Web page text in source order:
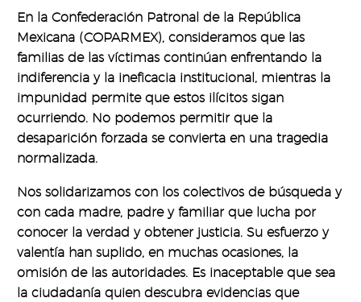
En la Confederación Patronal de la República
Mexicana (COPARMEX), consideramos que las
familias de las víctimas continúan enfrentando la
indiferencia y la ineficacia institucional, mientras la
impunidad permite que estos ilícitos sigan
ocurriendo. No podemos permitir que la
desaparición forzada se convierta en una tragedia
normalizada.
Nos solidarizamos con los colectivos de búsqueda y
con cada madre, padre y familiar que lucha por
conocer la verdad y obtener justicia. Su esfuerzo y
valentía han suplido, en muchas ocasiones, la
omisión de las autoridades. Es inaceptable que sea
la ciudadanía quien descubra evidencias que